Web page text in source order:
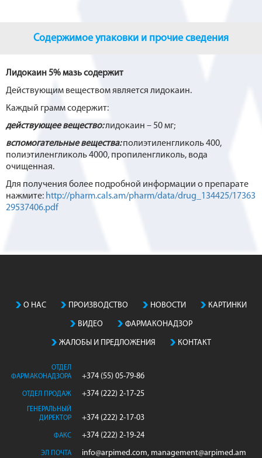
Содержимое упаковки и прочие сведения
Лидокаин 5% мазь содержит
Действующим веществом является лидокаин.
Каждый грамм содержит:
действующее вещество:лидокаин – 50 мг;
вспомогательныевещества:полиэтиленгликоль 400,
полиэтиленгликоль 4000, пропиленгликоль, вода
очищенная.
Для получения более подробной информации о препарате
нажмите: http://pharm.cals.am/pharm/data/drug_134425/17363
29537406.pdf
О НАС ПРОИЗВОДСТВO НОВОСТИ КАРТИНКИ
ВИДЕО ФАРМАКОНАДЗОР
ЖАЛОБЫ И ПРЕДЛОЖЕНИЯ КОНТАКТ
ОТДЕЛ
ФАРМАКОНАДЗОРА
+374 (55) 05-79-86
ОТДЕЛ ПРОДАЖ +374 (222) 2-17-25
ГЕНЕРАЛЬНЫЙ
ДИРЕКТОР
+374 (222) 2-17-03
ФАКС +374 (222) 2-19-24
ЭЛ ПОЧТА info@arpimed.com, management@arpimed.am